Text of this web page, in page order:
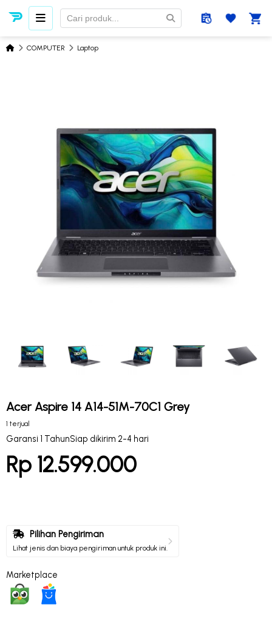
COMPUTER Laptop
Acer Aspire 14 A14-51M-70C1 Grey
1 terjual
Garansi 1 TahunSiap dikirim 2-4 hari
Rp 12.599.000
Pilihan Pengiriman
Lihat jenis dan biaya pengiriman untuk produk ini.
Marketplace